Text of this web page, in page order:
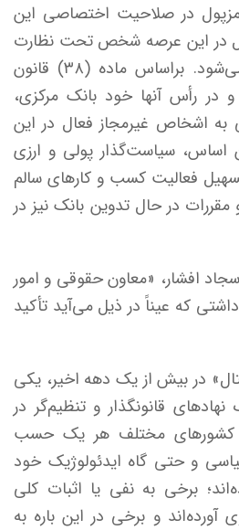
در صلاحیت اختصاصی این
در این عرصه شخص تحت نظارت
بانک مرکزی محسوب می‌شود. براساس ماده (۳۸) قانون
در رأس آنها خود بانک مرکزی،
به اشخاص غیرمجاز فعال در این
اساس، سیاست‌گذار پولی و ارزی
فعالیت کسب و کار‌های سالم
در حال تدوین بانک نیز در
افشار، «معاون حقوقی و امور
که عیناً در ذیل می‌آید تأکید
در بیش از یک دهه اخیر، یکی
قانونگذار و تنظیم‌گر در
کشور‌های مختلف هر یک حسب
و حتی گاه ایدئولوژیک خود
برخی به نفی یا اثبات کلی
آورده‌اند و برخی در این باره به